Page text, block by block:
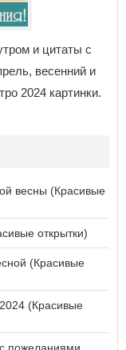
и цитаты с
весенний и
2024 картинки.
весны (Красивые
открытки)
(Красивые
(Красивые